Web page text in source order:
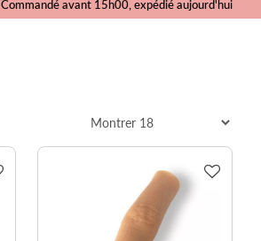
Commandé avant 15h00, expédié aujourd'hui